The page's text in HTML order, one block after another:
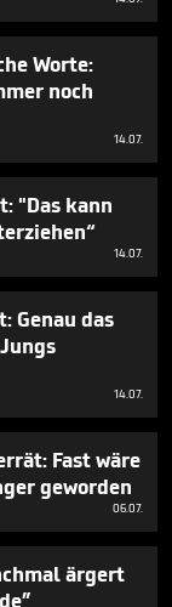
Worte:
noch
14.07.
"Das kann
14.07.
Genau das
14.07.
Fast wäre
geworden
06.07.
ärgert